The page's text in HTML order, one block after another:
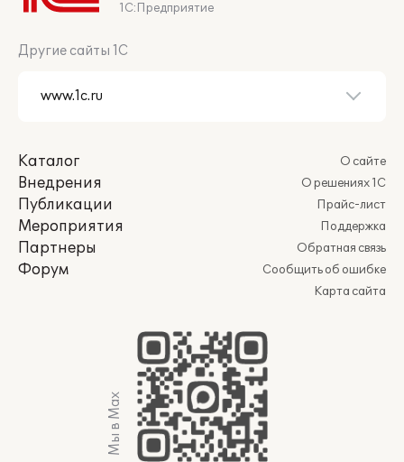
1С:Предприятие
Другие сайты 1С
Каталог
Внедрения
Публикации
Мероприятия
Партнеры
Форум
О сайте
О решениях 1С
Прайс-лист
Поддержка
Обратная связь
Сообщить об ошибке
Карта сайта
Мы в Max